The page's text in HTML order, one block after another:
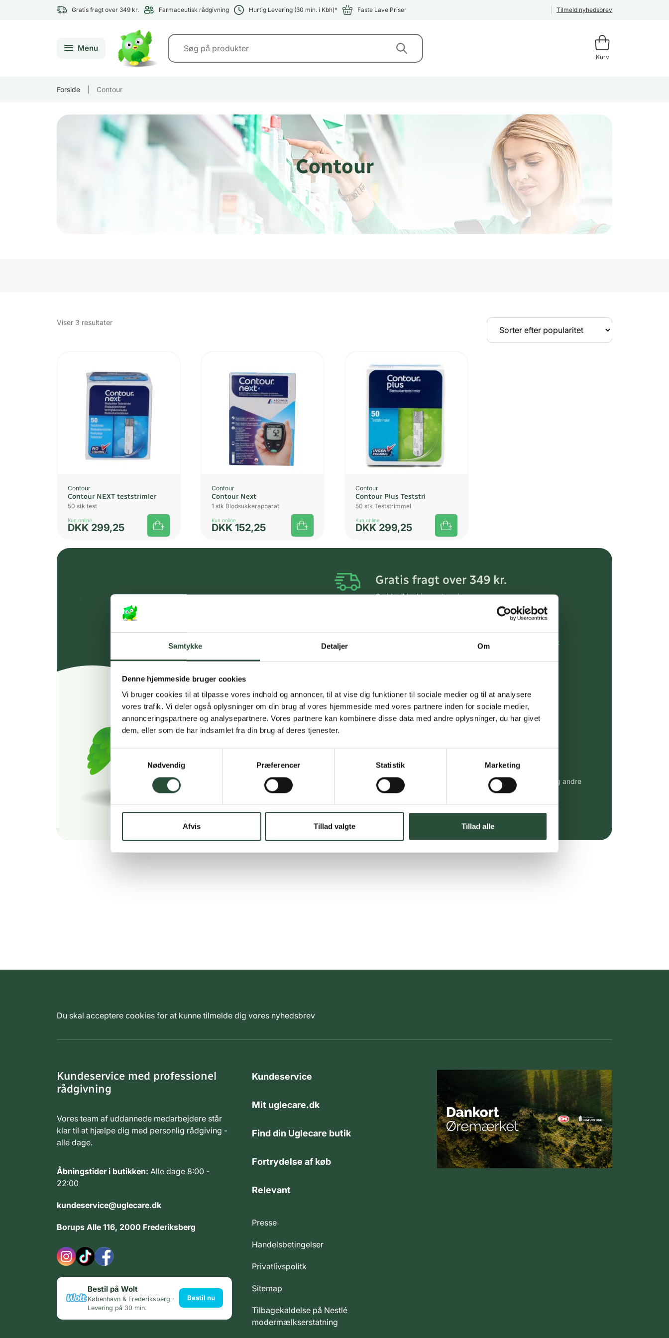
Samtykke Detaljer Om
Denne hjemmeside bruger cookies
Vi bruger cookies til at tilpasse vores indhold og annoncer, til at vise dig funktioner til sociale medier og til at analysere
vores trafik. Vi deler også oplysninger om din brug af vores hjemmeside med vores partnere inden for sociale medier,
annonceringspartnere og analysepartnere. Vores partnere kan kombinere disse data med andre oplysninger, du har givet
dem, eller som de har indsamlet fra din brug af deres tjenester.
Nødvendig
Præferencer Statistik Marketing
Afvis Tillad valgte Tillad alle
Gratis fragt over 349 kr. Farmaceutisk rådgivning Hurtig Levering (30 min. i Kbh)* Faste Lave Priser Tilmeld nyhedsbrev
Menu
Kurv
Forside Contour
Contour
Viser 3 resultaterSorteret
Contour
Contour NEXT teststrimler
50 stk test
Kun online
DKK 299,25
Contour
Contour Next
1 stk Blodsukkerapparat
Kun online
DKK 152,25
Contour
Contour Plus Teststri
50 stk Teststrimmel
Kun online
DKK 299,25
Gratis fragt over 349 kr.
Gælder ikke hjemmelevering
kundeservice@uglecare.dk
Faste lave priser*
Stort udvalg af kendte produkter
Vi tilbyder et stort udvalg af kendte cremer, vitaminer og andre
spændende produkter – altid til fast lav pris.
Læs mere om Uglecare.dk her
Du skal acceptere cookies for at kunne tilmelde dig vores nyhedsbrev
Kundeservice med professionel
rådgivning
Vores team af uddannede medarbejdere står
klar til at hjælpe dig med personlig rådgiving -
alle dage.
Åbningstider i butikken: Alle dage 8:00 -
22:00
kundeservice@uglecare.dk
Borups Alle 116, 2000 Frederiksberg
Bestil på Wolt
København & Frederiksberg ·
Levering på 30 min.
Bestil nu
Kundeservice
Mit uglecare.dk
Find din Uglecare butik
Fortrydelse af køb
Relevant
Presse
Handelsbetingelser
Privatlivspolitk
Sitemap
Tilbagekaldelse på Nestlé
modermælkserstatning